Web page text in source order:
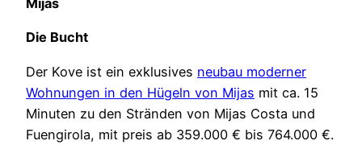
Mijas
Die Bucht
Der Kove ist ein exklusives neubau moderner
Wohnungen in den Hügeln von Mijas mit ca. 15
Minuten zu den Stränden von Mijas Costa und
Fuengirola, mit preis ab 359.000 € bis 764.000 €.